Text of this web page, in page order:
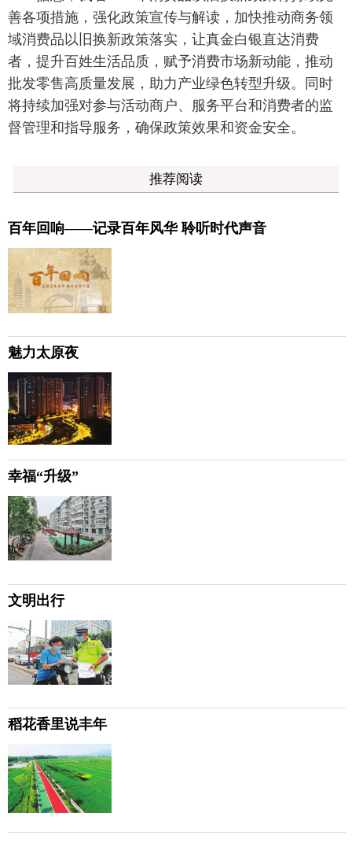
善各项措施，强化政策宣传与解读，加快推动商务领
域消费品以旧换新政策落实，让真金白银直达消费
者，提升百姓生活品质，赋予消费市场新动能，推动
批发零售高质量发展，助力产业绿色转型升级。同时
将持续加强对参与活动商户、服务平台和消费者的监
督管理和指导服务，确保政策效果和资金安全。
推荐阅读
百年回响——记录百年风华 聆听时代声音
魅力太原夜
幸福“升级”
文明出行
稻花香里说丰年